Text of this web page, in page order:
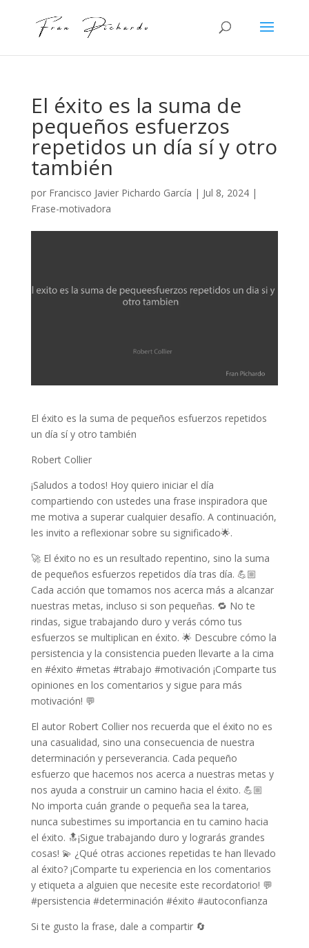
El éxito es la suma de
pequeños esfuerzos
repetidos un día sí y otro
también
por Francisco Javier Pichardo García | Jul 8, 2024|
Frase-motivadora
El éxito es la suma de pequeños esfuerzos repetidos
un día sí y otro también
Robert Collier
¡Saludos a todos! Hoy quiero iniciar el día
compartiendo con ustedes una frase inspiradora que
me motiva a superar cualquier desafío. A continuación,
les invito a reflexionar sobre su significado🌟.
🚀 El éxito no es un resultado repentino, sino la suma
de pequeños esfuerzos repetidos día tras día. 💪🏼
Cada acción que tomamos nos acerca más a alcanzar
nuestras metas, incluso si son pequeñas. 🔁 No te
rindas, sigue trabajando duro y verás cómo tus
esfuerzos se multiplican en éxito. 🌟 Descubre cómo la
persistencia y la consistencia pueden llevarte a la cima
en #éxito #metas #trabajo #motivación ¡Comparte tus
opiniones en los comentarios y sigue para más
motivación! 💬
El autor Robert Collier nos recuerda que el éxito no es
una casualidad, sino una consecuencia de nuestra
determinación y perseverancia. Cada pequeño
esfuerzo que hacemos nos acerca a nuestras metas y
nos ayuda a construir un camino hacia el éxito. 💪🏼
No importa cuán grande o pequeña sea la tarea,
nunca subestimes su importancia en tu camino hacia
el éxito. 🔝¡Sigue trabajando duro y lograrás grandes
cosas! 💫 ¿Qué otras acciones repetidas te han llevado
al éxito? ¡Comparte tu experiencia en los comentarios
y etiqueta a alguien que necesite este recordatorio! 💬
#persistencia #determinación #éxito #autoconfianza
Si te gusto la frase, dale a compartir 🔄